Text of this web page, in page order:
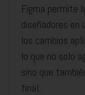
Figma permite
diseñadores en
los cambios
lo que no solo
sino que
final.